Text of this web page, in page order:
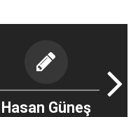
Hasan Güneş